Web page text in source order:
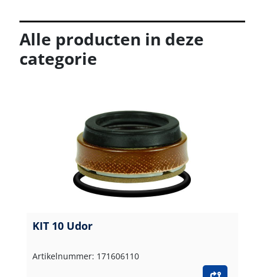
Alle producten in deze
categorie
KIT 10 Udor
Artikelnummer: 171606110